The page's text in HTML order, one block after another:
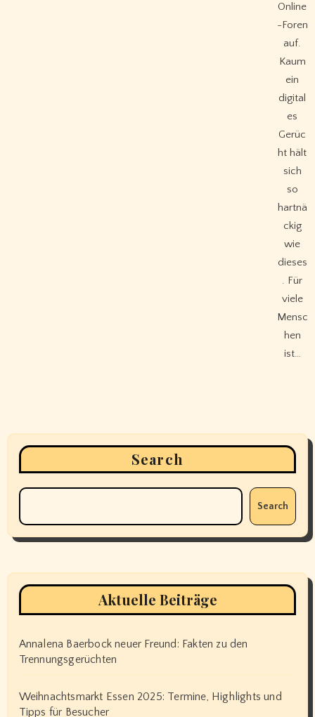
Online
-Foren
auf.
Kaum
ein
digital
es
Gerüc
ht hält
sich
so
hartnä
ckig
wie
dieses
. Für
viele
Mensc
hen
ist…
Search
Search
Aktuelle Beiträge
Annalena Baerbock neuer Freund: Fakten zu den
Trennungsgerüchten
Weihnachtsmarkt Essen 2025: Termine, Highlights und
Tipps für Besucher